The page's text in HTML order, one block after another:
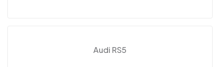
Audi RS5